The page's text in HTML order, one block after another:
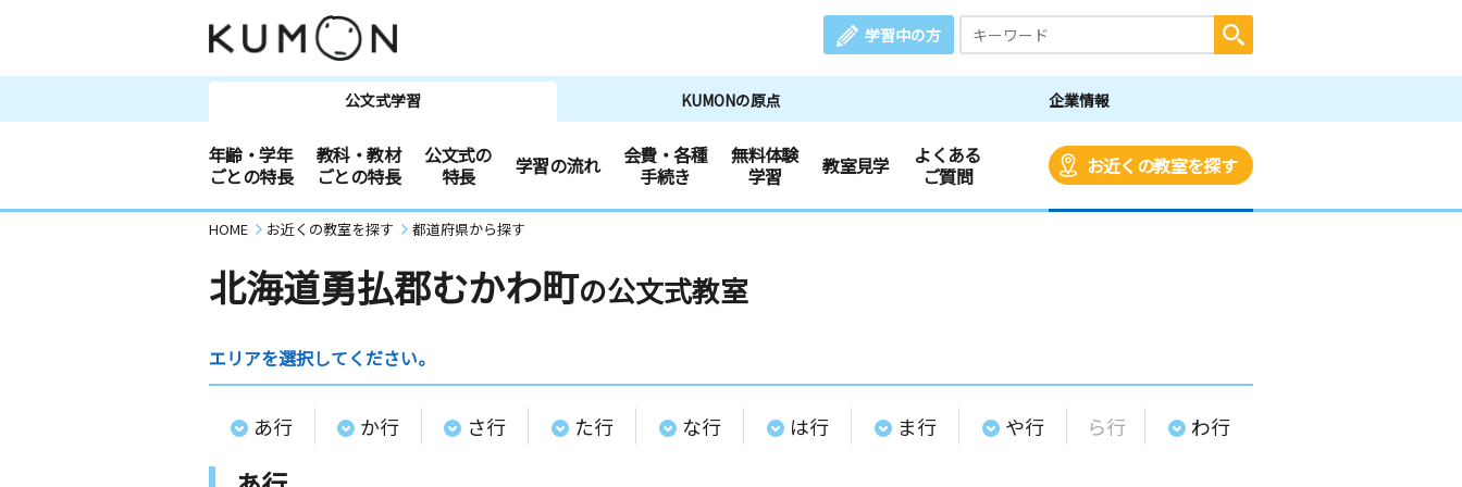
学習中の方
公文式学習 KUMONの原点 企業情報
年齢・学年
ごとの特長
教科・教材
ごとの特長
公文式の
特長
学習の流れ
会費・各種
手続き
無料体験
学習
教室見学
よくある
ご質問
お近くの教室を探す
HOME お近くの教室を探す 都道府県から探す
北海道勇払郡むかわ町の公文式教室
エリアを選択してください。
あ行 か行 さ行 た行 な行 は行 ま行 や行 ら行 わ行